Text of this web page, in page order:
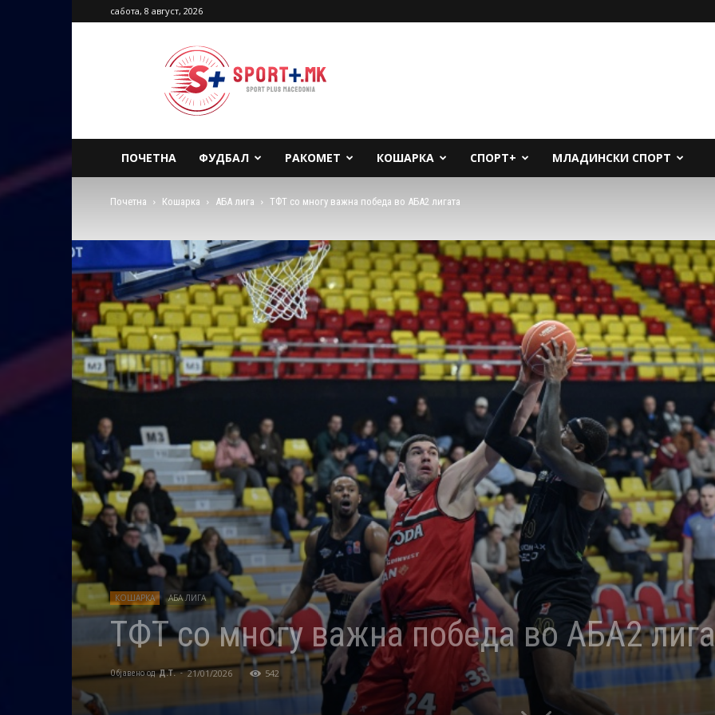
сабота, 8 август, 2026
Sport
Plus
Macedonia
ПОЧЕТНА ФУДБАЛ РАКОМЕТ КОШАРКА СПОРТ+ МЛАДИНСКИ СПОРТ
Почетна Кошарка АБА лига ТФТ со многу важна победа во АБА2 лигата
КОШАРКА АБА ЛИГА
ТФТ со многу важна победа во АБА2
Објавено од Д.Т. - 21/01/2026 542